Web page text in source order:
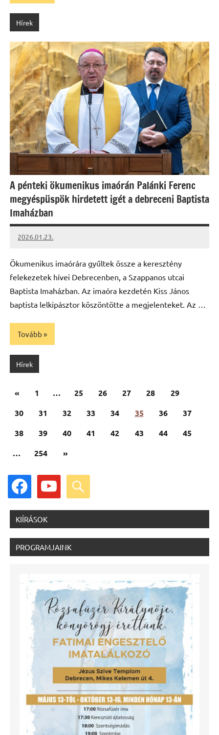
Hírek
A pénteki ökumenikus imaórán Palánki Ferenc
megyéspüspök hirdetett igét a debreceni Baptista
Imaházban
2026.01.23.
Leiszt
Ökumenikus imaórára gyűltek össze a keresztény
felekezetek hívei Debrecenben, a Szappanos utcai
Baptista Imaházban. Az imaóra kezdetén Kiss János
baptista lelkipásztor köszöntötte a megjelenteket. Az …
Tovább
Hírek
Bejegyzések
lapozása
«Előző
1 … 25 26 27 28
29
30
31 32 33 34 35 36
37
38
39 40 41 42 43 44
45
…
254
Következő
»
facebook youtube search
KIÍRÁSOK
PROGRAMJAINK